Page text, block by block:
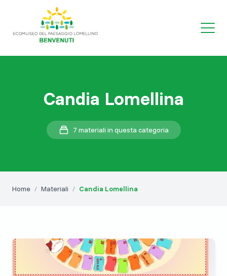
Candia Lomellina
7 materiali in questa categoria
Home / Materiali / Candia Lomellina